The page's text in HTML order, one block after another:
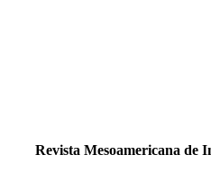
Revista Mesoamericana de